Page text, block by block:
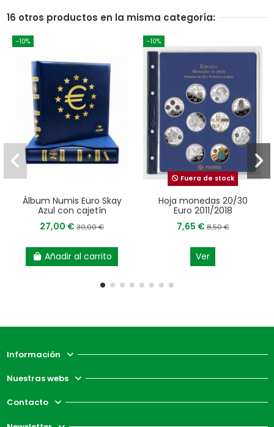
16 otros productos en la misma categoría:
-10%
Álbum Numis Euro Skay
Azul con cajetín
27,00 €30,00 €
Añadir al carrito
-10%
Fuera de stock
Hoja monedas 20/30
Euro 2011/2018
7,65 €8,50 €
Ver
Información
Nuestras webs
Contacto